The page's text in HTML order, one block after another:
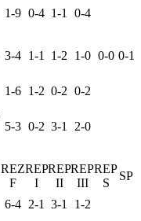
1-9 0-4 1-1 0-4
3-4 1-1 1-2 1-0 0-0 0-1
1-6 1-2 0-2 0-2
5-3 0-2 3-1 2-0
REZ
F
REP
I
REP
II
REP
III
REP
S
SP
6-4 2-1 3-1 1-2